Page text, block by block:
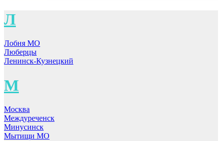
Л
Лобня МО
Люберцы
Ленинск-Кузнецкий
М
Москва
Междуреченск
Минусинск
Мытищи МО